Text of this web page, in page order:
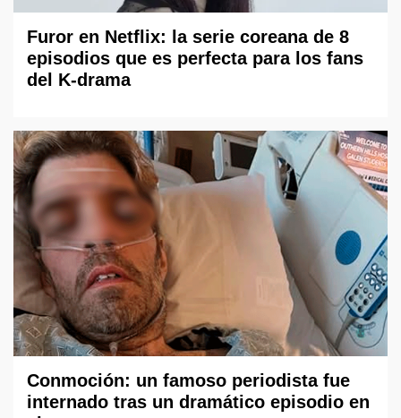
Furor en Netflix: la serie coreana de 8
episodios que es perfecta para los fans
del K-drama
Conmoción: un famoso periodista fue
internado tras un dramático episodio en